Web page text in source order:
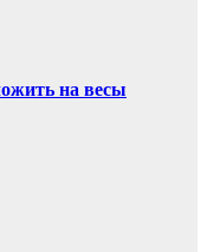
на весы